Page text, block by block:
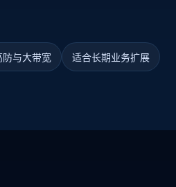
防与大带宽 适合长期业务扩展